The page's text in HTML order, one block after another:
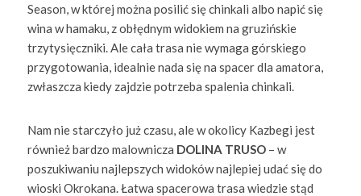
Season, w której można posilić się chinkali albo napić się
wina w hamaku, z obłędnym widokiem na gruzińskie
trzytysięczniki. Ale cała trasa nie wymaga górskiego
przygotowania, idealnie nada się na spacer dla amatora,
zwłaszcza kiedy zajdzie potrzeba spalenia chinkali.
Nam nie starczyło już czasu, ale w okolicy Kazbegi jest
również bardzo malownicza DOLINA TRUSO– w
poszukiwaniu najlepszych widoków najlepiej udać się do
wioski Okrokana. Łatwa spacerowa trasa wiedzie stąd